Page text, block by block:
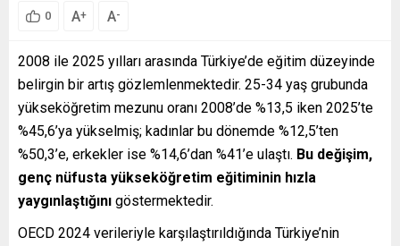
0 A+ A-
2008 ile 2025 yılları arasında Türkiye’de eğitim düzeyinde
belirgin bir artış gözlemlenmektedir. 25-34 yaş grubunda
yükseköğretim mezunu oranı 2008’de %13,5 iken 2025’te
%45,6’ya yükselmiş; kadınlar bu dönemde %12,5’ten
%50,3’e, erkekler ise %14,6’dan %41’e ulaştı. Bu değişim,
genç nüfusta yükseköğretim eğitiminin hızla
yaygınlaştığını göstermektedir.
OECD 2024 verileriyle karşılaştırıldığında Türkiye’nin